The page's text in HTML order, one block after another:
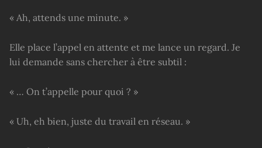
« Ah, attends une minute. »
Elle place l’appel en attente et me lance un regard. Je
lui demande sans chercher à être subtil :
« … On t’appelle pour quoi ? »
« Uh, eh bien, juste du travail en réseau. »